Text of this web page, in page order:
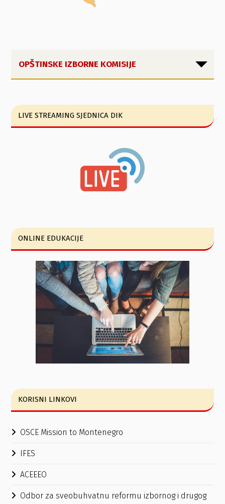
OPŠTINSKE IZBORNE KOMISIJE
LIVE STREAMING SJEDNICA DIK
ONLINE EDUKACIJE
KORISNI LINKOVI
OSCE Mission to Montenegro
IFES
ACEEEO
Odbor za sveobuhvatnu reformu izbornog i drugog